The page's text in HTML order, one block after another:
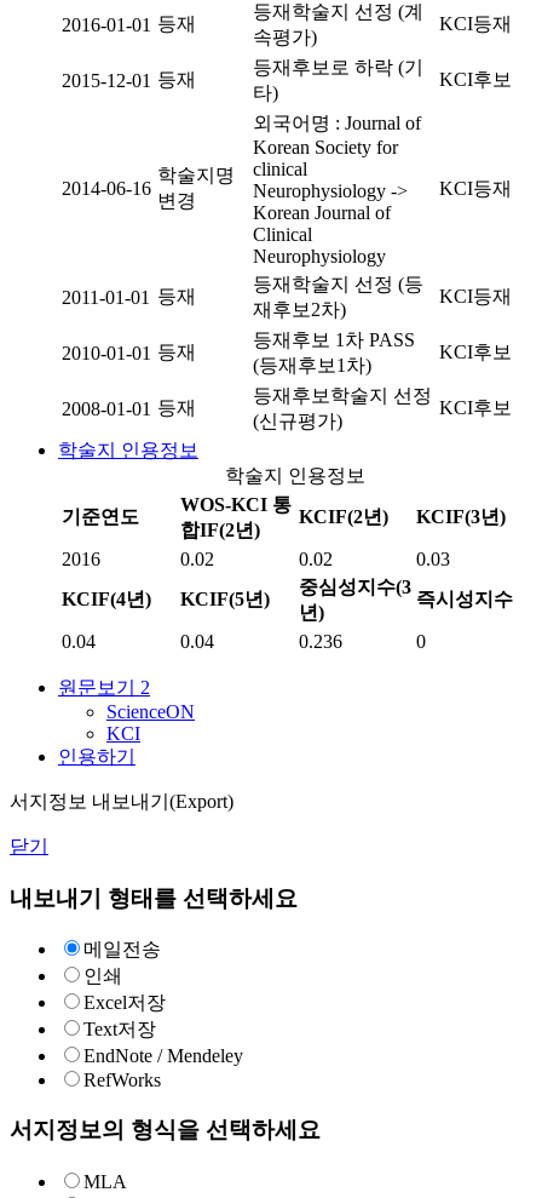
2016-01-01 등재
등재학술지 선정 (계
속평가)
KCI등재
2015-12-01 등재
등재후보로 하락 (기
타)
KCI후보
2014-06-16
학술지명
변경
외국어명 : Journal of
Korean Society for
clinical
Neurophysiology ->
Korean Journal of
Clinical
Neurophysiology
KCI등재
2011-01-01 등재
등재학술지 선정 (등
재후보2차)
KCI등재
2010-01-01 등재
등재후보 1차 PASS
(등재후보1차)
KCI후보
2008-01-01 등재
등재후보학술지 선정
(신규평가)
KCI후보
학술지 인용정보
학술지 인용정보
기준연도
WOS-KCI 통
합IF(2년)
KCIF(2년) KCIF(3년)
2016 0.02 0.02
0.03
KCIF(4년)
KCIF(5년)
중심성지수(3
년)
즉시성지수
0.04 0.04 0.236 0
원문보기 2
ScienceON
KCI
인용하기
서지정보 내보내기(Export)
닫기
내보내기 형태를 선택하세요
메일전송
인쇄
Excel저장
Text저장
EndNote / Mendeley
RefWorks
서지정보의 형식을 선택하세요
MLA